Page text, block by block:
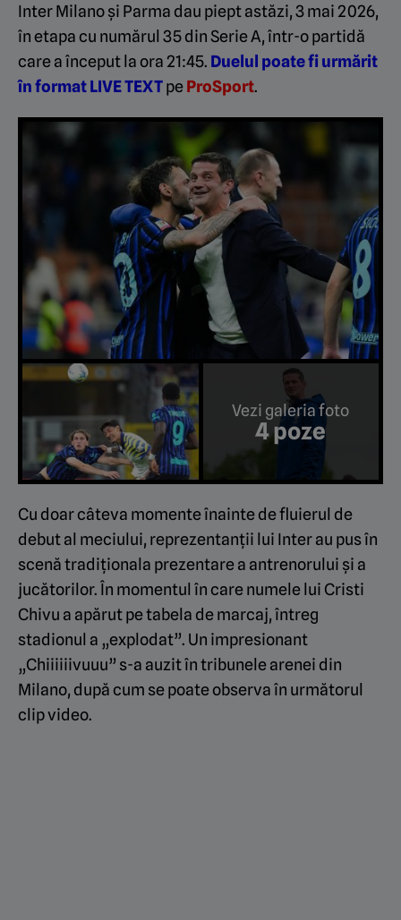
Inter Milano și Parma dau piept astăzi, 3 mai 2026,
în etapa cu numărul 35 din Serie A, într-o partidă
care a început la ora 21:45. Duelul poate fi urmărit
în format LIVE TEXTpeProSport.
Vezi galeria foto
4 poze
Cu doar câteva momente înainte de fluierul de
debut al meciului, reprezentanții lui Inter au pus în
scenă tradiționala prezentare a antrenorului și a
jucătorilor. În momentul în care numele lui Cristi
Chivu a apărut pe tabela de marcaj, întreg
stadionul a „explodat”. Un impresionant
„Chiiiiiivuuu” s-a auzit în tribunele arenei din
Milano, după cum se poate observa în următorul
clip video.